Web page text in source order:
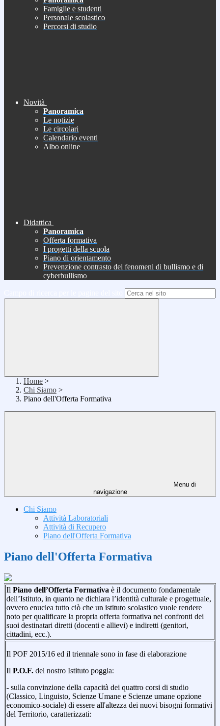
Famiglie e studenti
Personale scolastico
Percorsi di studio
Novità
Panoramica
Le notizie
Le circolari
Calendario eventi
Albo online
Didattica
Panoramica
Offerta formativa
I progetti della scuola
Piano di orientamento
Prevenzione contrasto dei fenomeni di bullismo e di
cyberbullismo
Home >
Chi Siamo >
Piano dell'Offerta Formativa
Menu di
navigazione
Chi Siamo
Attività Laboratoriali
Attività di Recupero
Piano dell'Offerta Formativa
Piano dell'Offerta Formativa
Il Piano dell’Offerta Formativa è il documento fondamentale
dell’Istituto, in quanto ne dichiara l’identità culturale e progettuale,
ovvero enuclea tutto ciò che un istituto scolastico vuole rendere
noto per qualificare la propria offerta formativa nei confronti dei
suoi destinatari diretti (docenti e allievi) e indiretti (genitori,
cittadini, ecc.).
Il POF 2015/16 ed il triennale sono in fase di elaborazione
Il P.O.F. del nostro Istituto poggia:
- sulla convinzione della capacità dei quattro corsi di studio
(Classico, Linguisto, Scienze Umane e Scienze umane opzione
economico-sociale) di essere all'altezza dei nuovi bisogni formativi
del Territorio, caratterizzati: